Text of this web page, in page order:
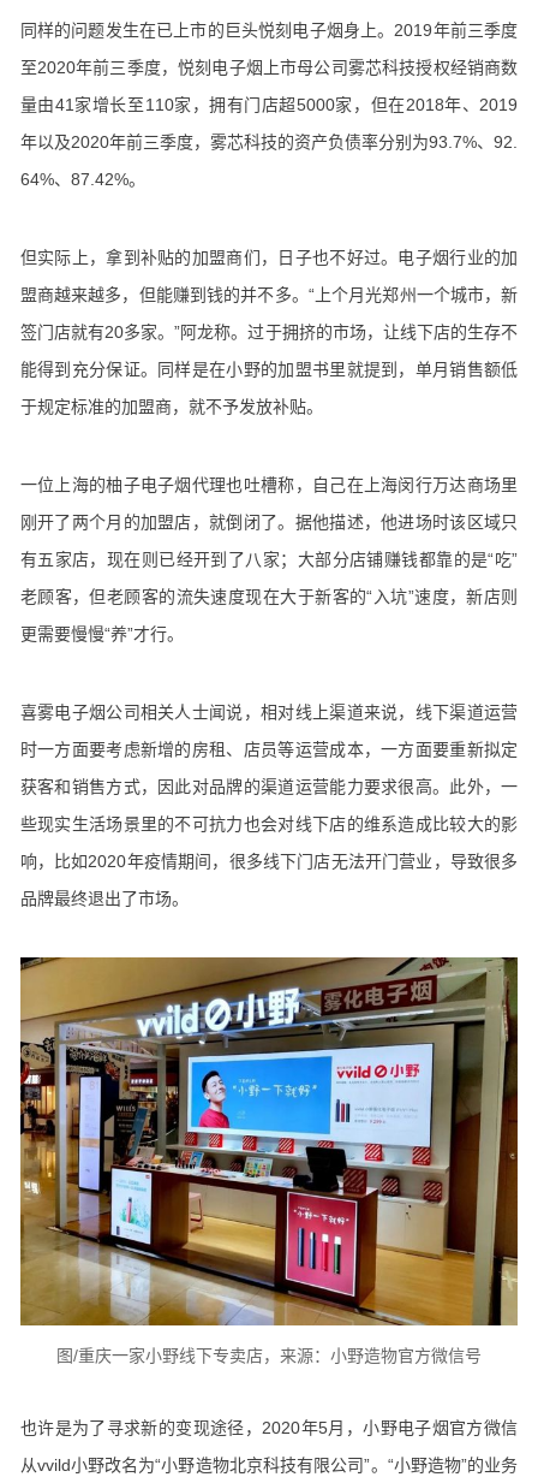
同样的问题发生在已上市的巨头悦刻电子烟身上。2019年前三季度
至2020年前三季度，悦刻电子烟上市母公司雾芯科技授权经销商数
量由41家增长至110家，拥有门店超5000家，但在2018年、2019
年以及2020年前三季度，雾芯科技的资产负债率分别为93.7%、92.
64%、87.42%。
但实际上，拿到补贴的加盟商们，日子也不好过。电子烟行业的加
盟商越来越多，但能赚到钱的并不多。“上个月光郑州一个城市，新
签门店就有20多家。”阿龙称。过于拥挤的市场，让线下店的生存不
能得到充分保证。同样是在小野的加盟书里就提到，单月销售额低
于规定标准的加盟商，就不予发放补贴。
一位上海的柚子电子烟代理也吐槽称，自己在上海闵行万达商场里
刚开了两个月的加盟店，就倒闭了。据他描述，他进场时该区域只
有五家店，现在则已经开到了八家；大部分店铺赚钱都靠的是“吃”
老顾客，但老顾客的流失速度现在大于新客的“入坑”速度，新店则
更需要慢慢“养”才行。
喜雾电子烟公司相关人士闻说，相对线上渠道来说，线下渠道运营
时一方面要考虑新增的房租、店员等运营成本，一方面要重新拟定
获客和销售方式，因此对品牌的渠道运营能力要求很高。此外，一
些现实生活场景里的不可抗力也会对线下店的维系造成比较大的影
响，比如2020年疫情期间，很多线下门店无法开门营业，导致很多
品牌最终退出了市场。
图/重庆一家小野线下专卖店，来源：小野造物官方微信号
也许是为了寻求新的变现途径，2020年5月，小野电子烟官方微信
从vvild小野改名为“小野造物北京科技有限公司”。“小野造物”的业务